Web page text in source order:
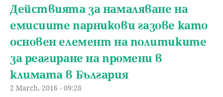
Действията за намаляване на
емисиите парникови газове като
основен елемент на политиките
за реагиране на промени в
климата в България
2 March, 2016 - 09:28